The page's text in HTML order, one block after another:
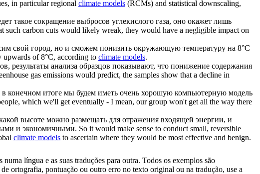
in particular regional climate models (RCMs) and statistical downscaling,
такое сокращение выбросов углекислого газа, оно окажет лишь
such carbon cuts would likely wreak, they would have a negligible impact on
свой город, но и сможем понизить окружающую температуру на 8°C
of 8°C, according to climate models.
результаты анализа образцов показывают, что понижение содержания
gas emissions would predict, the samples show that a decline in
конечном итоге мы будем иметь очень хорошую компьютерную модель
which we'll get eventually - I mean, our group won't get all the way there
высоте можно размещать для отражения входящей энергии, и
и экономичными. So it would make sense to conduct small, reversible
climate models to ascertain where they would be most effective and benign.
língua e as suas traduções para outra. Todos os exemplos são
ortografia, pontuação ou outro erro no texto original ou na tradução, use a